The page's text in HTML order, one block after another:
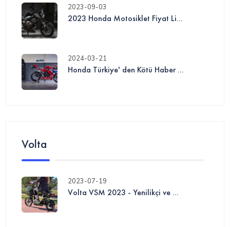
2023-09-03
2023 Honda Motosiklet Fiyat Li...
2024-03-21
Honda Türkiye' den Kötü Haber ...
Volta
2023-07-19
Volta VSM 2023 - Yenilikçi ve ...